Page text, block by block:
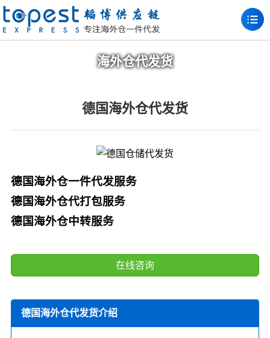
海外仓代发货
德国海外仓代发货
德国海外仓一件代发服务
德国海外仓代打包服务
德国海外仓中转服务
在线咨询
德国海外仓代发货介绍